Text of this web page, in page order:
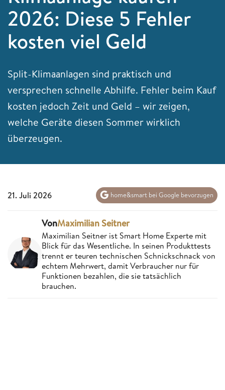
2026: Diese 5 Fehler
kosten viel Geld
Split-Klimaanlagen sind praktisch und
versprechen schnelle Abhilfe. Fehler beim Kauf
kosten jedoch Zeit und Geld – wir zeigen,
welche Geräte diesen Sommer wirklich
überzeugen.
21. Juli 2026 home&smart bei Google bevorzugen
VonMaximilian Seitner
Maximilian Seitner ist Smart Home Experte mit
Blick für das Wesentliche. In seinen Produkttests
trennt er teuren technischen Schnickschnack von
echtem Mehrwert, damit Verbraucher nur für
Funktionen bezahlen, die sie tatsächlich
brauchen.